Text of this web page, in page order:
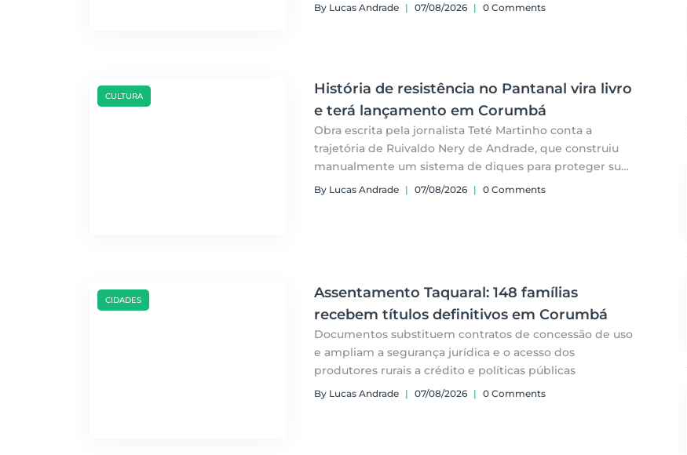
By Lucas Andrade | 07/08/2026 | 0 Comments
CULTURA
História de resistência no Pantanal vira livro
e terá lançamento em Corumbá
Obra escrita pela jornalista Teté Martinho conta a
trajetória de Ruivaldo Nery de Andrade, que construiu
manualmente um sistema de diques para proteger sua
propriedade dos efeitos do assoreamento do Rio
By Lucas Andrade | 07/08/2026 | 0 Comments
CIDADES
Assentamento Taquaral: 148 famílias
recebem títulos definitivos em Corumbá
Documentos substituem contratos de concessão de uso
e ampliam a segurança jurídica e o acesso dos
produtores rurais a crédito e políticas públicas
By Lucas Andrade | 07/08/2026 | 0 Comments